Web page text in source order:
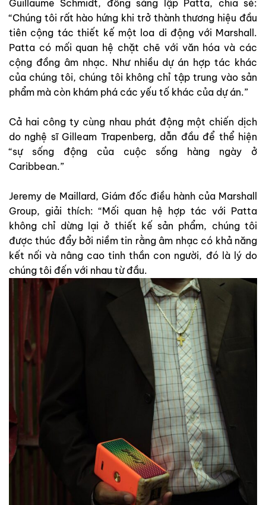
Guillaume Schmidt, đồng sáng lập Patta, chia sẻ:
“Chúng tôi rất hào hứng khi trở thành thương hiệu đầu
tiên cộng tác thiết kế một loa di động với Marshall.
Patta có mối quan hệ chặt chẽ với văn hóa và các
cộng đồng âm nhạc. Như nhiều dự án hợp tác khác
của chúng tôi, chúng tôi không chỉ tập trung vào sản
phẩm mà còn khám phá các yếu tố khác của dự án.”
Cả hai công ty cùng nhau phát động một chiến dịch
do nghệ sĩ Gilleam Trapenberg, dẫn đầu để thể hiện
“sự sống động của cuộc sống hàng ngày ở
Caribbean.”
Jeremy de Maillard, Giám đốc điều hành của Marshall
Group, giải thích: “Mối quan hệ hợp tác với Patta
không chỉ dừng lại ở thiết kế sản phẩm, chúng tôi
được thúc đẩy bởi niềm tin rằng âm nhạc có khả năng
kết nối và nâng cao tinh thần con người, đó là lý do
chúng tôi đến với nhau từ đầu.